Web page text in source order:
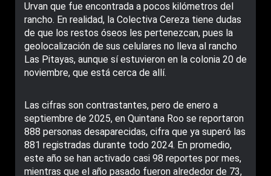
Urvan que fue encontrada a pocos kilómetros del
rancho. En realidad, la Colectiva Cereza tiene dudas
de que los restos óseos les pertenezcan, pues la
geolocalización de sus celulares no lleva al rancho
Las Pitayas, aunque sí estuvieron en la colonia 20 de
noviembre, que está cerca de allí.
Las cifras son contrastantes, pero de enero a
septiembre de 2025, en Quintana Roo se reportaron
888 personas desaparecidas, cifra que ya superó las
881 registradas durante todo 2024. En promedio,
este año se han activado casi 98 reportes por mes,
mientras que el año pasado fueron alrededor de 73,